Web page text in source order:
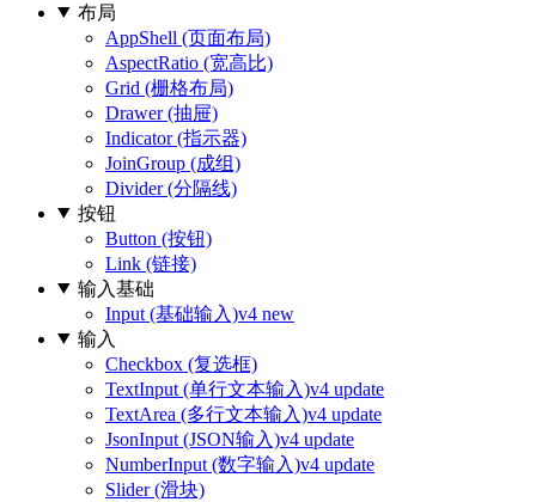
布局
AppShell (页面布局)
AspectRatio (宽高比)
Grid (栅格布局)
Drawer (抽屉)
Indicator (指示器)
JoinGroup (成组)
Divider (分隔线)
按钮
Button (按钮)
Link (链接)
输入基础
Input (基础输入)v4 new
输入
Checkbox (复选框)
TextInput (单行文本输入)v4 update
TextArea (多行文本输入)v4 update
JsonInput (JSON输入)v4 update
NumberInput (数字输入)v4 update
Slider (滑块)